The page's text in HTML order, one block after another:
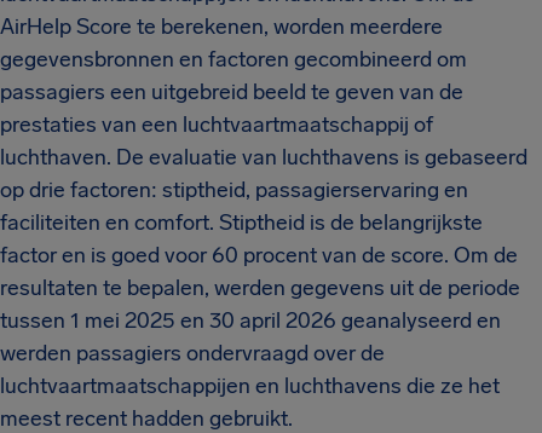
AirHelp Score te berekenen, worden meerdere
gegevensbronnen en factoren gecombineerd om
passagiers een uitgebreid beeld te geven van de
prestaties van een luchtvaartmaatschappij of
luchthaven. De evaluatie van luchthavens is gebaseerd
op drie factoren: stiptheid, passagierservaring en
faciliteiten en comfort. Stiptheid is de belangrijkste
factor en is goed voor 60 procent van de score. Om de
resultaten te bepalen, werden gegevens uit de periode
tussen 1 mei 2025 en 30 april 2026 geanalyseerd en
werden passagiers ondervraagd over de
luchtvaartmaatschappijen en luchthavens die ze het
meest recent hadden gebruikt.